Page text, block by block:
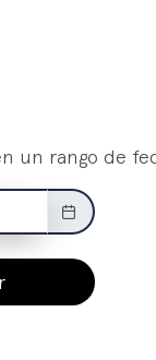
un rango de